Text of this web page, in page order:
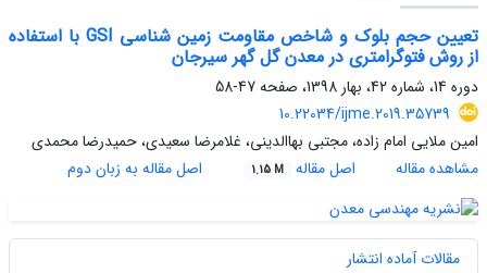
تعیین حجم بلوک و شاخص مقاومت زمین شناسی GSI با استفاده
از روش فتوگرامتری در معدن گل گهر سیرجان
دوره 14، شماره 42، بهار 1398، صفحه
47-58
10.22034/ijme.2019.35739
امین ملایی امام زاده، مجتبی بهاالدینی، غلامرضا سعیدی، حمیدرضا محمدی
مشاهده مقاله
اصل مقاله 1.15 M اصل مقاله به زبان دوم
مقالات آماده انتشار